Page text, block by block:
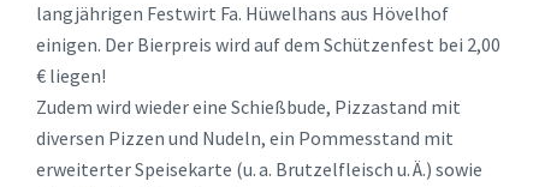
langjährigen Festwirt Fa. Hüwelhans aus Hövelhof
einigen. Der Bierpreis wird auf dem Schützenfest bei 2,00
€ liegen!
Zudem wird wieder eine Schießbude, Pizzastand mit
diversen Pizzen und Nudeln, ein Pommesstand mit
erweiterter Speisekarte (u. a. Brutzelfleisch u. Ä.) sowie